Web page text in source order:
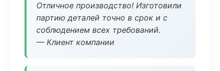
Отличное производство! Изготовили
партию деталей точно в срок и с
соблюдением всех требований.
— Клиент компании